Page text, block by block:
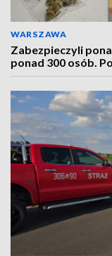
WARSZAWA
Zabezpieczyli
ponad 300 osób.